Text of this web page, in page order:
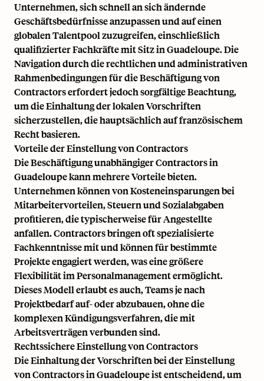
Unternehmen, sich schnell an sich ändernde
Geschäftsbedürfnisse anzupassen und auf einen
globalen Talentpool zuzugreifen, einschließlich
qualifizierter Fachkräfte mit Sitz in Guadeloupe. Die
Navigation durch die rechtlichen und administrativen
Rahmenbedingungen für die Beschäftigung von
Contractors erfordert jedoch sorgfältige Beachtung,
um die Einhaltung der lokalen Vorschriften
sicherzustellen, die hauptsächlich auf französischem
Recht basieren.
Vorteile der Einstellung von Contractors
Die Beschäftigung unabhängiger Contractors in
Guadeloupe kann mehrere Vorteile bieten.
Unternehmen können von Kosteneinsparungen bei
Mitarbeitervorteilen, Steuern und Sozialabgaben
profitieren, die typischerweise für Angestellte
anfallen. Contractors bringen oft spezialisierte
Fachkenntnisse mit und können für bestimmte
Projekte engagiert werden, was eine größere
Flexibilität im Personalmanagement ermöglicht.
Dieses Modell erlaubt es auch, Teams je nach
Projektbedarf auf- oder abzubauen, ohne die
komplexen Kündigungsverfahren, die mit
Arbeitsverträgen verbunden sind.
Rechtssichere Einstellung von Contractors
Die Einhaltung der Vorschriften bei der Einstellung
von Contractors in Guadeloupe ist entscheidend, um